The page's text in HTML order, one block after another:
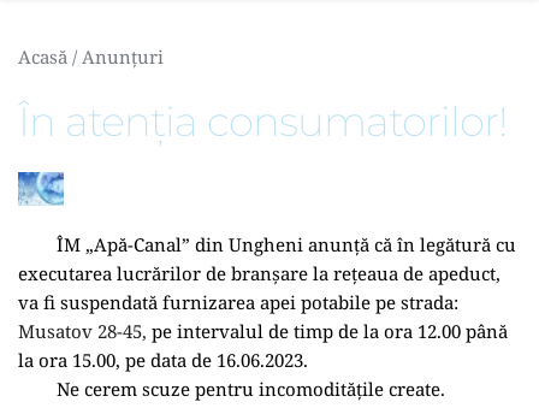
Acasă / Anunțuri
În atenția consumatorilor!
executarea lucrărilor de branșare la rețeaua de apeduct,
Musatov 28-45, pe intervalul de timp de la ora 12.00 până
la ora 15.00, pe data de 16.06.2023.
	Ne cerem scuze pentru incomoditățile create.